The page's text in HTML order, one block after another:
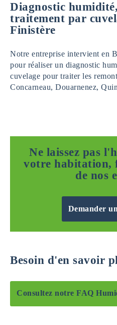
Diagnostic
traitement par
Finistère
Notre entreprise intervient en
pour réaliser un diagnostic
cuvelage pour traiter les
Concarneau, Douarnenez,
Ne laissez pas
votre habitation,
de nos
Demander
Besoin d'en savoir
Consultez notre FAQ